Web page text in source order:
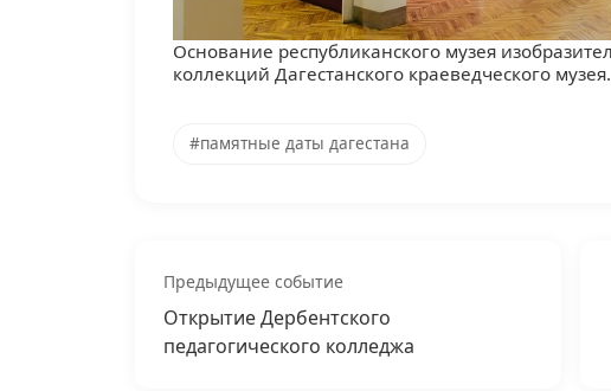
Основание республиканского музея изобразительных искусств на базе художественных
коллекций Дагестанского краеведческого музея.
#памятные даты дагестана
Предыдущее событие
Открытие Дербентского
педагогического колледжа